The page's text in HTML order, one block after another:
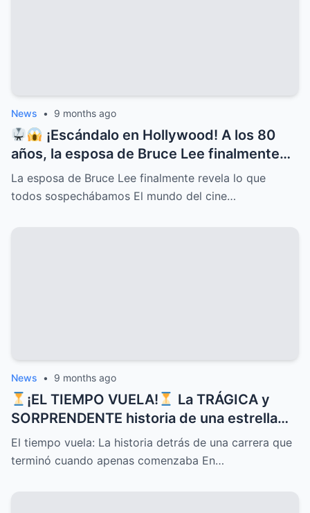
News • 9 months ago
¡Escándalo en Hollywood! A los 80
años, la esposa de Bruce Lee finalmente
rompe el silencio y revela lo que todos
sospechábamos: secretos ocultos,
La esposa de Bruce Lee finalmente revela lo que
todos sospechábamos El mundo del cine…
News • 9 months ago
¡EL TIEMPO VUELA!
La TRÁGICA y
SORPRENDENTE historia de una estrella
que CONQUISTÓ corazones con sus
canciones pero cuyo DESTINO inesperado
El tiempo vuela: La historia detrás de una carrera que
terminó cuando apenas comenzaba En…